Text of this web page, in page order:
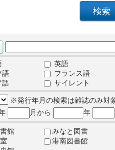
英語
語
フランス語
語
サイレント
※発行年月の検索は雑誌のみ対
月から 年
館
みなと図書
港南図書館